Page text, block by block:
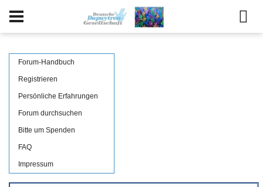
Forum-Handbuch
Registrieren
Persönliche Erfahrungen
Forum durchsuchen
Bitte um Spenden
FAQ
Impressum